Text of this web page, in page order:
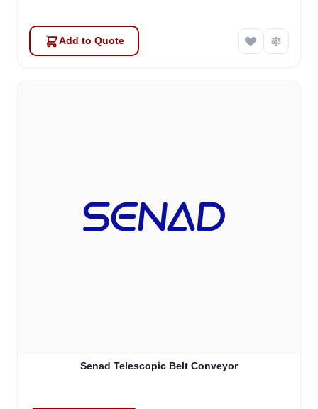
Add to Quote
Senad Telescopic Belt Conveyor